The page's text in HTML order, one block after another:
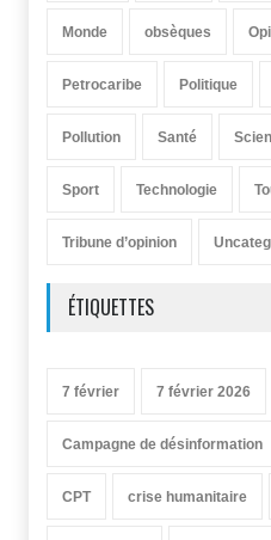
Monde obsèques
Petrocaribe Politique
Pollution Santé
Sport Technologie
Tribune d’opinion
ÉTIQUETTES
7 février 7 février 2026
Campagne de désinformation
CPT crise humanitaire